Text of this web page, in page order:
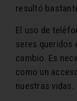
resultó
El uso de
seres queridos
cambio. Es
como un
nuestras vidas.